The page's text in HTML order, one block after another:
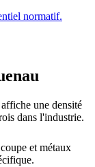
normatif.
une densité
dans l'industrie.
et métaux